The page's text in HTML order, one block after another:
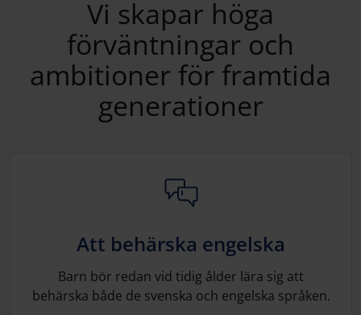
Vi skapar höga
förväntningar och
ambitioner för framtida
generationer
Att behärska engelska
Barn bör redan vid tidig ålder lära sig att
behärska både de svenska och engelska språken.